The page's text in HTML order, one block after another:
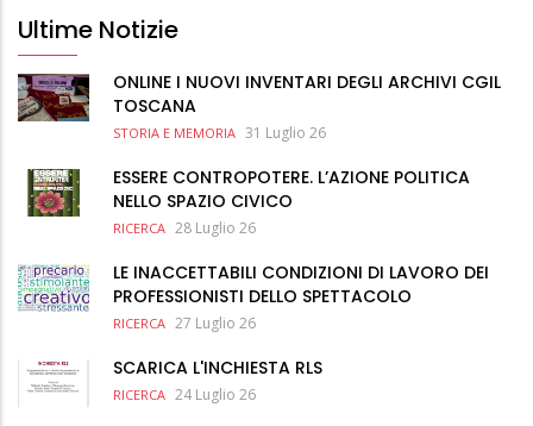
Ultime Notizie
ONLINE I NUOVI INVENTARI DEGLI ARCHIVI CGIL
TOSCANA
STORIA E MEMORIA 31 Luglio 26
ESSERE CONTROPOTERE. L’AZIONE POLITICA
NELLO SPAZIO CIVICO
RICERCA 28 Luglio 26
LE INACCETTABILI CONDIZIONI DI LAVORO DEI
PROFESSIONISTI DELLO SPETTACOLO
RICERCA 27 Luglio 26
SCARICA L'INCHIESTA RLS
RICERCA 24 Luglio 26